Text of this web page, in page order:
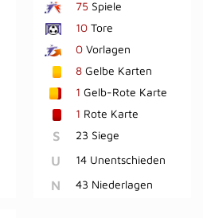
75 Spiele
10Tore
0Vorlagen
8Gelbe Karten
1 Gelb-Rote Karte
1 Rote Karte
S 23 Siege
U 14 Unentschieden
N 43 Niederlagen